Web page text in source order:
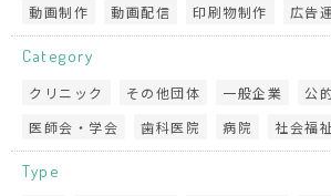
動画制作
動画配信 印刷物制作 広告
Category
クリニック その他団体 一般企業
公
医師会・学会
歯科医院 病院 社会福
Type